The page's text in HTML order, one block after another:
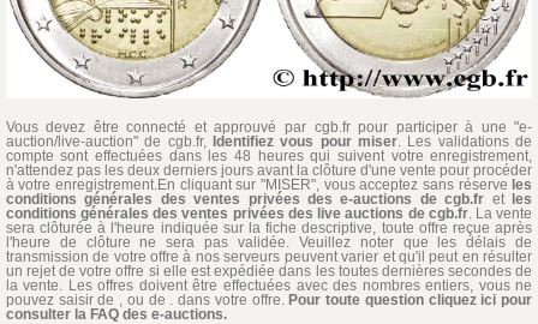
Vous devez être connecté et approuvé par cgb.fr pour participer à une "e-
auction/live-auction" de cgb.fr, Identifiez vous pour miser. Les validations de
compte sont effectuées dans les 48 heures qui suivent votre enregistrement,
n'attendez pas les deux derniers jours avant la clôture d'une vente pour procéder
à votre enregistrement.En cliquant sur "MISER", vous acceptez sans réserve les
conditions générales des ventes privées des e-auctions de cgb.fr et les
conditions générales des ventes privées des live auctions de cgb.fr. La vente
sera clôturée à l'heure indiquée sur la fiche descriptive, toute offre reçue après
l'heure de clôture ne sera pas validée. Veuillez noter que les délais de
transmission de votre offre à nos serveurs peuvent varier et qu'il peut en résulter
un rejet de votre offre si elle est expédiée dans les toutes dernières secondes de
la vente. Les offres doivent être effectuées avec des nombres entiers, vous ne
pouvez saisir de , ou de . dans votre offre. Pour toute question cliquez ici pour
consulter la FAQ des e-auctions.